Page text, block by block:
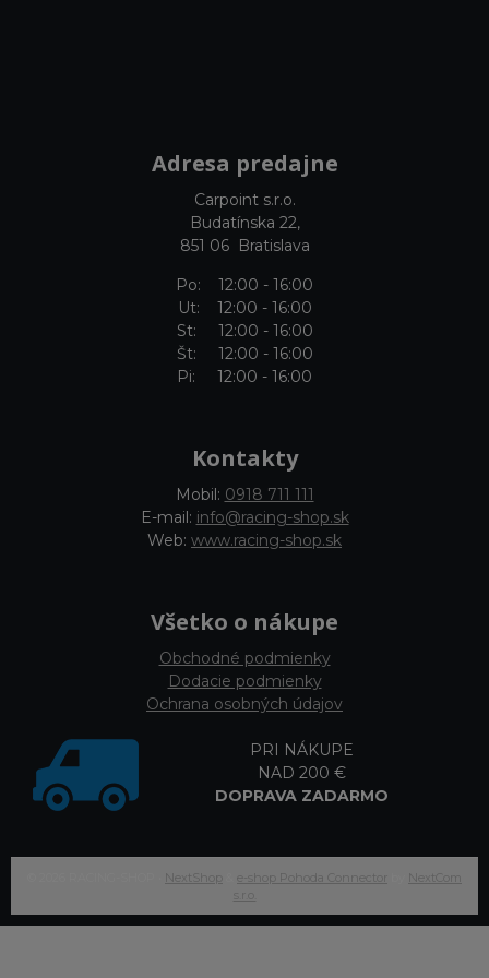
Adresa predajne
Carpoint s.r.o.
Budatínska 22,
851 06 Bratislava
Po: 12:00 - 16:00
Ut: 12:00 - 16:00
St: 12:00 - 16:00
Št: 12:00 - 16:00
Pi: 12:00 - 16:00
Kontakty
Mobil: 0918 711 111
E-mail: info@racing-shop.sk
Web: www.racing-shop.sk
Všetko o nákupe
Obchodné podmienky
Dodacie podmienky
Ochrana osobných údajov
PRI NÁKUPE
NAD 200 €
DOPRAVA ZADARMO
NextShop e-shop Pohoda Connector
NextCom